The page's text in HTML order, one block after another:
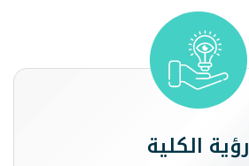
رؤية الكلية